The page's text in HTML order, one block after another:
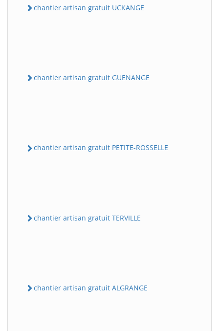
chantier artisan gratuit UCKANGE
chantier artisan gratuit GUENANGE
chantier artisan gratuit PETITE-ROSSELLE
chantier artisan gratuit TERVILLE
chantier artisan gratuit ALGRANGE